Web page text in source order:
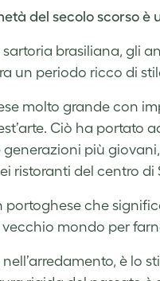
del secolo scorso
brasiliana, gli
un periodo ricco di
molto grande con
Ciò ha portato
generazioni più
ristoranti del centro di
portoghese che
mondo per
è lo